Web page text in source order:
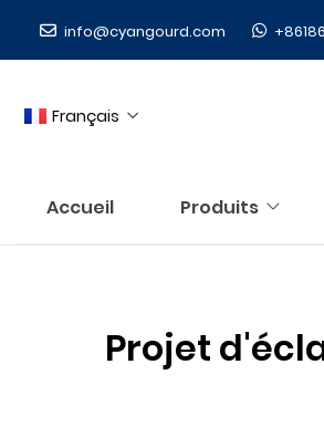
info@cyangourd.com
Français
Accueil Produits
Projet